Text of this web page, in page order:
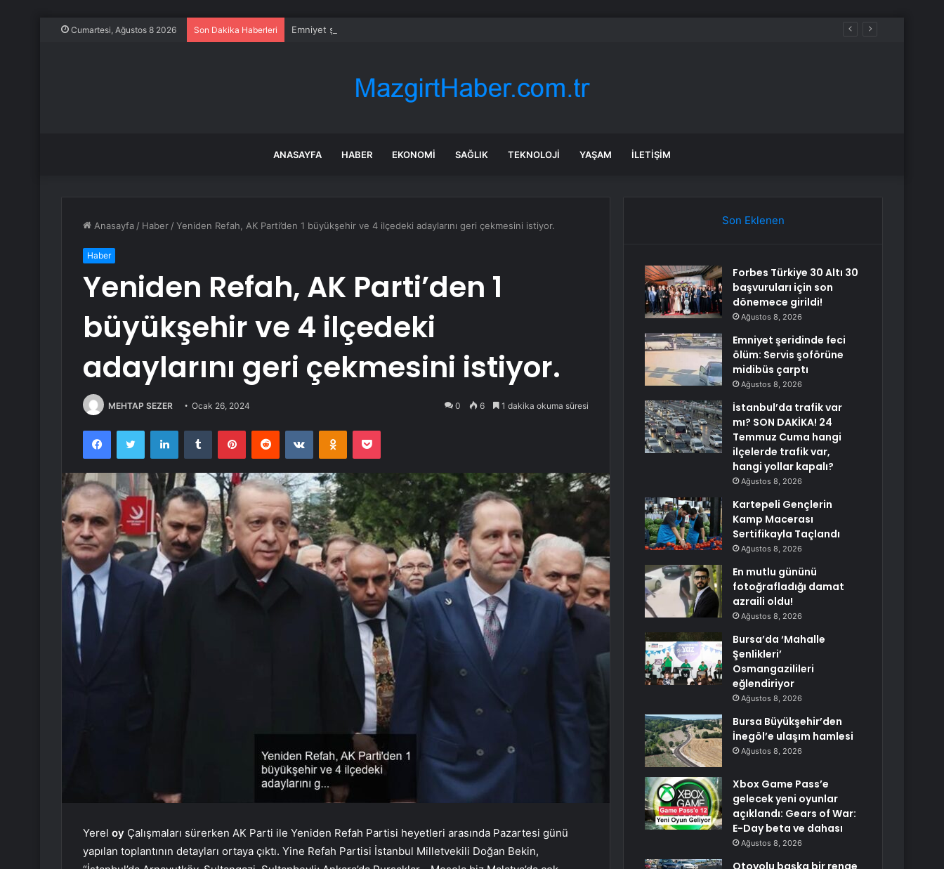
Cumartesi, Ağustos 8 2026 Son Dakika Haberleri Emniyet şeridinde feci ölüm: Servis şoförüne midibüs çarptı
ANASAYFA HABER EKONOMI SAĞLIK TEKNOLOJI YAŞAM İLETIŞIM
Anasayfa / Haber /Yeniden Refah, AK Parti’den 1 büyükşehir ve 4 ilçedeki adaylarını geri çekmesini istiyor.
Haber
Yeniden Refah, AK Parti’den 1
büyükşehir ve 4 ilçedeki
adaylarını geri çekmesini istiyor.
MEHTAP SEZER Ocak 26, 2024 0 6 1 dakika okuma süresi
FacebookTwitter LinkedInTumblr PinterestReddit VKontakteOdnoklassniki
Pocket
Yerel oy Çalışmaları sürerken AK Parti ile Yeniden Refah Partisi heyetleri arasında Pazartesi günü
yapılan toplantının detayları ortaya çıktı. Yine Refah Partisi İstanbul Milletvekili Doğan Bekin,
Son Eklenen
Forbes Türkiye 30 Altı 30
başvuruları için son
dönemece girildi!
Ağustos 8, 2026
Emniyet şeridinde feci
ölüm: Servis şoförüne
midibüs çarptı
Ağustos 8, 2026
İstanbul’da trafik var
mı? SON DAKİKA! 24
Temmuz Cuma hangi
ilçelerde trafik var,
hangi yollar kapalı?
Ağustos 8, 2026
Kartepeli Gençlerin
Kamp Macerası
Sertifikayla Taçlandı
Ağustos 8, 2026
En mutlu gününü
fotoğrafladığı damat
azraili oldu!
Ağustos 8, 2026
Bursa’da ‘Mahalle
Şenlikleri’
Osmangazilileri
eğlendiriyor
Ağustos 8, 2026
Bursa Büyükşehir’den
İnegöl’e ulaşım hamlesi
Ağustos 8, 2026
Xbox Game Pass’e
gelecek yeni oyunlar
açıklandı: Gears of War:
E-Day beta ve dahası
Ağustos 8, 2026
Otoyolu başka bir renge